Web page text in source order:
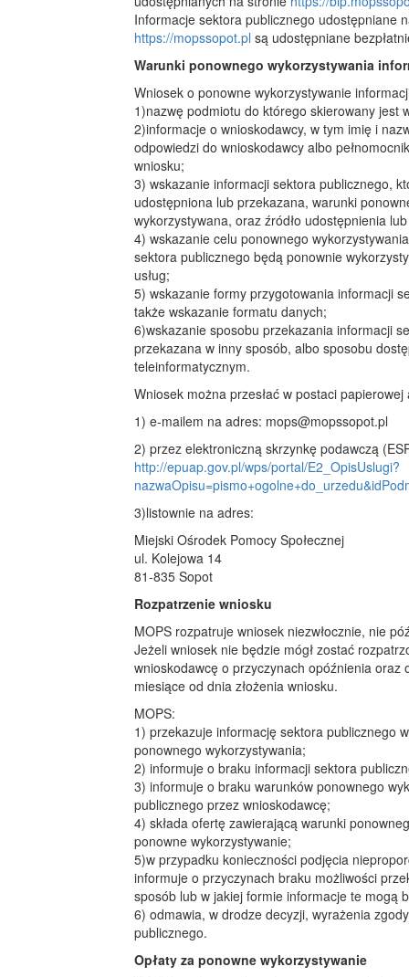
Informacje sektora publicznego udostępniane
https://mopssopot.pl są udostępniane
Warunki ponownego wykorzystywania
Wniosek o ponowne wykorzystywanie
1)nazwę podmiotu do którego skierowany jest
2)informacje o wnioskodawcy, w tym imię i
odpowiedzi do wnioskodawcy albo
wniosku;
3) wskazanie informacji sektora publicznego,
udostępniona lub przekazana, warunki
wykorzystywana, oraz źródło udostępnienia
4) wskazanie celu ponownego
sektora publicznego będą ponownie
usług;
5) wskazanie formy przygotowania informacji
także wskazanie formatu danych;
6)wskazanie sposobu przekazania informacji
przekazana w inny sposób, albo sposobu
teleinformatycznym.
Wniosek można przesłać w postaci
1) e-mailem na adres: mops@mopssopot.pl
2) przez elektroniczną skrzynkę podawczą
http://epuap.gov.pl/wps/portal/E2_OpisUslugi?
3)listownie na adres:
Miejski Ośrodek Pomocy Społecznej
ul. Kolejowa 14
81-835 Sopot
Rozpatrzenie wniosku
MOPS rozpatruje wniosek niezwłocznie, nie
Jeżeli wniosek nie będzie mógł zostać
wnioskodawcę o przyczynach opóźnienia oraz
miesiące od dnia złożenia wniosku.
MOPS:
1) przekazuje informację sektora publicznego
ponownego wykorzystywania;
2) informuje o braku informacji sektora
3) informuje o braku warunków ponownego
publicznego przez wnioskodawcę;
4) składa ofertę zawierającą warunki
ponowne wykorzystywanie;
5)w przypadku konieczności podjęcia
informuje o przyczynach braku możliwości
sposób lub w jakiej formie informacje te mogą
6) odmawia, w drodze decyzji, wyrażenia
publicznego.
Opłaty za ponowne wykorzystywanie